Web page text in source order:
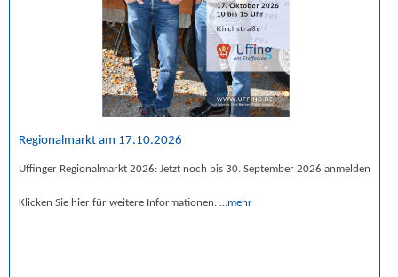
Regionalmarkt am 17.10.2026
Uffinger Regionalmarkt 2026: Jetzt noch bis 30. September 2026 anmelden
Klicken Sie hier für weitere Informationen. …mehr